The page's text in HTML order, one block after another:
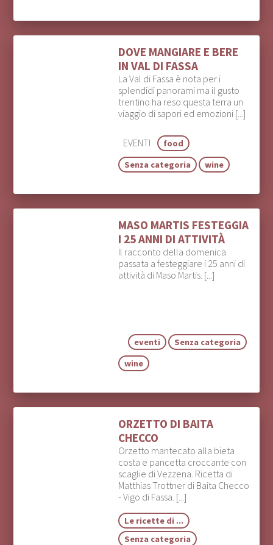
DOVE MANGIARE E BERE
IN VAL DI FASSA
La Val di Fassa è nota per i
splendidi panorami ma il gusto
trentino ha reso questa terra un
viaggio di sapori ed emozioni [...]
EVENTI
food
Senza categoria
wine
MASO MARTIS FESTEGGIA
I 25 ANNI DI ATTIVITÀ
Il racconto della domenica
passata a festeggiare i 25 anni di
attività di Maso Martis. [...]
eventi
Senza categoria
wine
ORZETTO DI BAITA
CHECCO
Orzetto mantecato alla bieta
costa e pancetta croccante con
scaglie di Vezzena. Ricetta di
Matthias Trottner di Baita Checco
- Vigo di Fassa. [...]
Le ricette di ...
Senza categoria